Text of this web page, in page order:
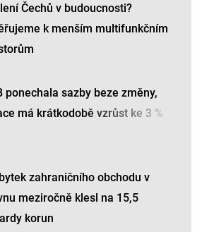
Čechů v budoucnosti?
k menším multifunkčním
ponechala sazby beze změny,
má krátkodobě vzrůst ke 3 %
zahraničního obchodu v
meziročně klesl na 15,5
korun